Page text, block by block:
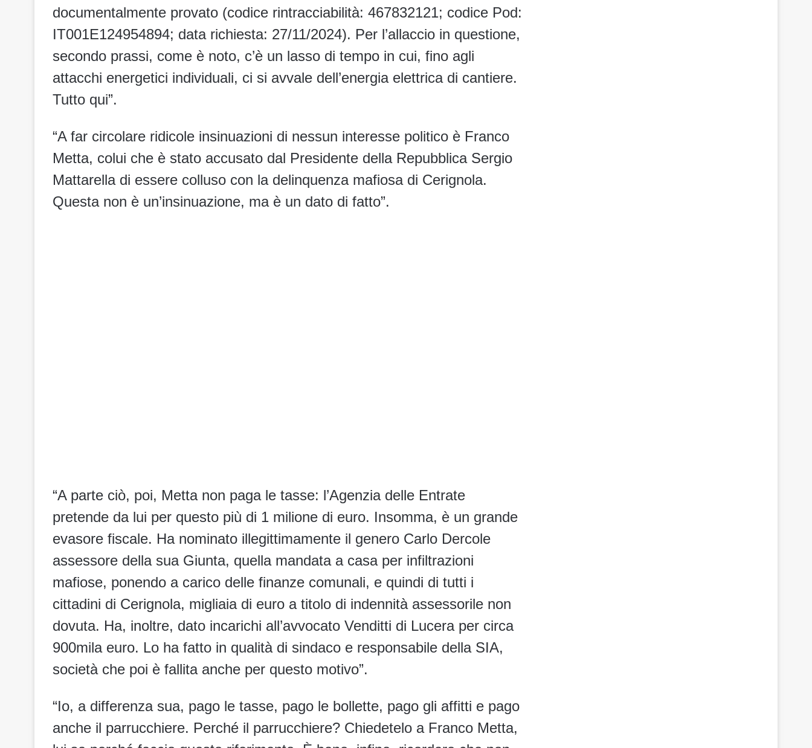
documentalmente provato (codice rintracciabilità: 467832121; codice Pod:
IT001E124954894; data richiesta: 27/11/2024). Per l’allaccio in questione,
secondo prassi, come è noto, c’è un lasso di tempo in cui, fino agli
attacchi energetici individuali, ci si avvale dell’energia elettrica di cantiere.
Tutto qui”.
“A far circolare ridicole insinuazioni di nessun interesse politico è Franco
Metta, colui che è stato accusato dal Presidente della Repubblica Sergio
Mattarella di essere colluso con la delinquenza mafiosa di Cerignola.
Questa non è un’insinuazione, ma è un dato di fatto”.
“A parte ciò, poi, Metta non paga le tasse: l’Agenzia delle Entrate
pretende da lui per questo più di 1 milione di euro. Insomma, è un grande
evasore fiscale. Ha nominato illegittimamente il genero Carlo Dercole
assessore della sua Giunta, quella mandata a casa per infiltrazioni
mafiose, ponendo a carico delle finanze comunali, e quindi di tutti i
cittadini di Cerignola, migliaia di euro a titolo di indennità assessorile non
dovuta. Ha, inoltre, dato incarichi all’avvocato Venditti di Lucera per circa
900mila euro. Lo ha fatto in qualità di sindaco e responsabile della SIA,
società che poi è fallita anche per questo motivo”.
“Io, a differenza sua, pago le tasse, pago le bollette, pago gli affitti e pago
anche il parrucchiere. Perché il parrucchiere? Chiedetelo a Franco Metta,